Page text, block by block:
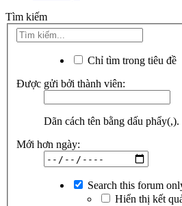
Tìm kiếm
Chỉ tìm trong tiêu đề
Được gửi bởi thành viên:
Dãn cách tên bằng dấu phẩy(,).
Mới hơn ngày:
Search this forum
Hiển thị kết